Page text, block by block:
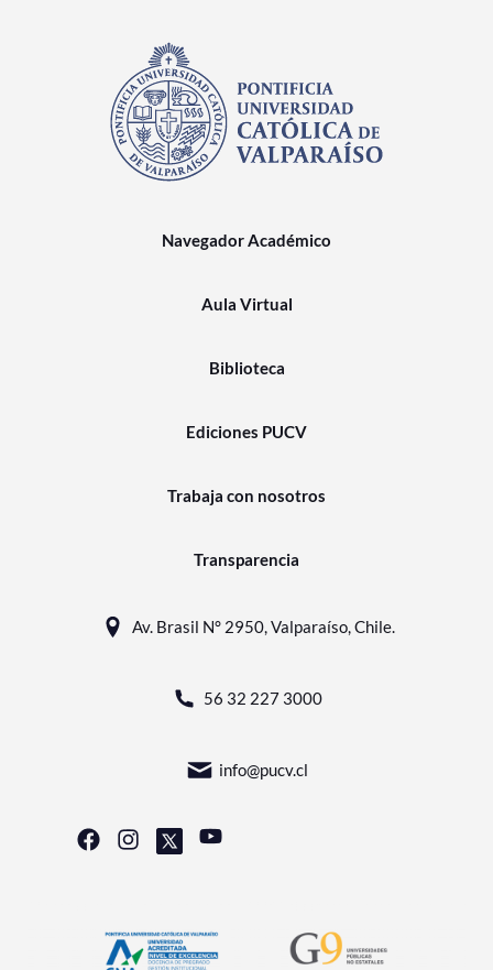
Navegador Académico
Aula Virtual
Biblioteca
Ediciones PUCV
Trabaja con nosotros
Transparencia
Av. Brasil N° 2950, Valparaíso, Chile.
56 32 227 3000
info@pucv.cl